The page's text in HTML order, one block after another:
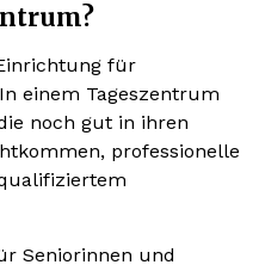
für
einem Tageszentrum
noch gut in ihren
professionelle
Seniorinnen und